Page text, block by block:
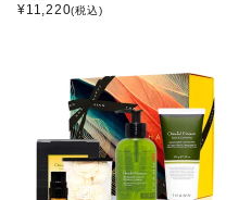
¥11,220(税込)